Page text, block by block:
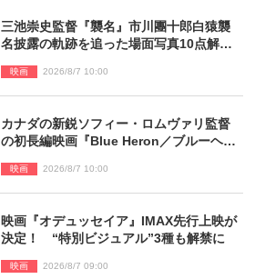
三池崇史監督『襲名』市川團十郎白猿襲
名披露の軌跡を追った場面写真10点解
映画 2026/8/7 10:00
カナダの新鋭ソフィー・ロムヴァリ監督
の初長編映画『Blue Heron／ブルーヘロ
映画 2026/8/7 10:00
映画『オデュッセイア』IMAX先行上映が
決定！ “特別ビジュアル”3種も解禁に
映画 2026/8/7 09:00